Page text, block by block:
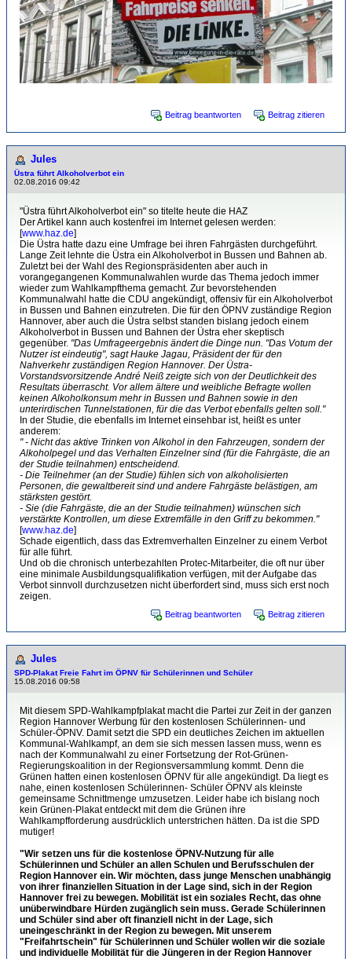
Beitrag beantworten Beitrag zitieren
Jules
Üstra führt Alkoholverbot ein
02.08.2016 09:42
"Üstra führt Alkoholverbot ein" so titelte heute die HAZ
Der Artikel kann auch kostenfrei im Internet gelesen werden:
[www.haz.de]
Die Üstra hatte dazu eine Umfrage bei ihren Fahrgästen durchgeführt.
Lange Zeit lehnte die Üstra ein Alkoholverbot in Bussen und Bahnen ab.
Zuletzt bei der Wahl des Regionspräsidenten aber auch in
vorangegangenen Kommunalwahlen wurde das Thema jedoch immer
wieder zum Wahlkampfthema gemacht. Zur bevorstehenden
Kommunalwahl hatte die CDU angekündigt, offensiv für ein Alkoholverbot
in Bussen und Bahnen einzutreten. Die für den ÖPNV zuständige Region
Hannover, aber auch die Üstra selbst standen bislang jedoch einem
Alkoholverbot in Bussen und Bahnen der Üstra eher skeptisch
gegenüber. "Das Umfrageergebnis ändert die Dinge nun. "Das Votum der
Nutzer ist eindeutig", sagt Hauke Jagau, Präsident der für den
Nahverkehr zuständigen Region Hannover. Der Üstra-
Vorstandsvorsitzende André Neiß zeigte sich von der Deutlichkeit des
Resultats überrascht. Vor allem ältere und weibliche Befragte wollen
keinen Alkoholkonsum mehr in Bussen und Bahnen sowie in den
unterirdischen Tunnelstationen, für die das Verbot ebenfalls gelten soll."
In der Studie, die ebenfalls im Internet einsehbar ist, heißt es unter
anderem:
" - Nicht das aktive Trinken von Alkohol in den Fahrzeugen, sondern der
Alkoholpegel und das Verhalten Einzelner sind (für die Fahrgäste, die an
der Studie teilnahmen) entscheidend.
- Die Teilnehmer (an der Studie) fühlen sich von alkoholisierten
Personen, die gewaltbereit sind und andere Fahrgäste belästigen, am
stärksten gestört.
- Sie (die Fahrgäste, die an der Studie teilnahmen) wünschen sich
verstärkte Kontrollen, um diese Extremfälle in den Griff zu bekommen."
[www.haz.de]
Schade eigentlich, dass das Extremverhalten Einzelner zu einem Verbot
für alle führt.
Und ob die chronisch unterbezahlten Protec-Mitarbeiter, die oft nur über
eine minimale Ausbildungsqualifikation verfügen, mit der Aufgabe das
Verbot sinnvoll durchzusetzen nicht überfordert sind, muss sich erst noch
zeigen.
Beitrag beantworten Beitrag zitieren
Jules
SPD-Plakat Freie Fahrt im ÖPNV für Schülerinnen und Schüler
15.08.2016 09:58
Mit diesem SPD-Wahlkampfplakat macht die Partei zur Zeit in der ganzen
Region Hannover Werbung für den kostenlosen Schülerinnen- und
Schüler-ÖPNV. Damit setzt die SPD ein deutliches Zeichen im aktuellen
Kommunal-Wahlkampf, an dem sie sich messen lassen muss, wenn es
nach der Kommunalwahl zu einer Fortsetzung der Rot-Grünen-
Regierungskoalition in der Regionsversammlung kommt. Denn die
Grünen hatten einen kostenlosen ÖPNV für alle angekündigt. Da liegt es
nahe, einen kostenlosen Schülerinnen- Schüler ÖPNV als kleinste
gemeinsame Schnittmenge umzusetzen. Leider habe ich bislang noch
kein Grünen-Plakat entdeckt mit dem die Grünen ihre
Wahlkampfforderung ausdrücklich unterstrichen hätten. Da ist die SPD
mutiger!
"Wir setzen uns für die kostenlose ÖPNV-Nutzung für alle
Schülerinnen und Schüler an allen Schulen und Berufsschulen der
Region Hannover ein. Wir möchten, dass junge Menschen unabhängig
von ihrer finanziellen Situation in der Lage sind, sich in der Region
Hannover frei zu bewegen. Mobilität ist ein soziales Recht, das ohne
unüberwindbare Hürden zugänglich sein muss. Gerade Schülerinnen
und Schüler sind aber oft finanziell nicht in der Lage, sich
uneingeschränkt in der Region zu bewegen. Mit unserem
"Freifahrtschein" für Schülerinnen und Schüler wollen wir die soziale
und individuelle Mobilität für die Jüngeren in der Region Hannover